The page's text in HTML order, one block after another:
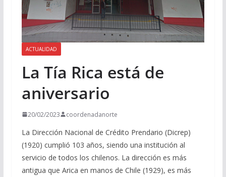
ACTUALIDAD
La Tía Rica está de
aniversario
20/02/2023 coordenadanorte
La Dirección Nacional de Crédito Prendario (Dicrep)
(1920) cumplió 103 años, siendo una institución al
servicio de todos los chilenos. La dirección es más
antigua que Arica en manos de Chile (1929), es más